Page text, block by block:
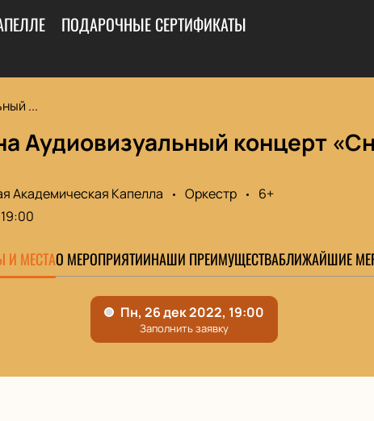
ПОДАРОЧНЫЕ СЕРТИФИКАТЫ
...
Аудиовизуальный концерт
Академическая Капелла Оркестр
6+
19:00
И МЕСТАО МЕРОПРИЯТИИНАШИ ПРЕИМУЩЕСТВАБЛИЖАЙШИЕ